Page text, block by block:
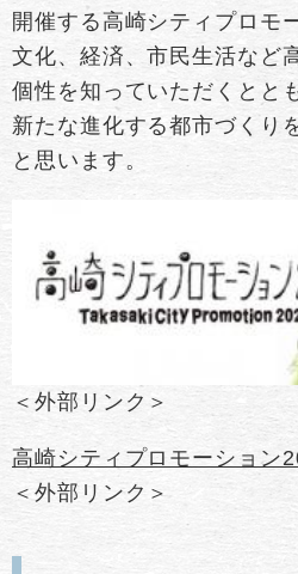
開催する高崎シティプロモ
文化、経済、市民生活など
個性を知っていただくとと
新たな進化する都市づくり
と思います。
＜外部リンク＞
高崎シティプロモーション
＜外部リンク＞